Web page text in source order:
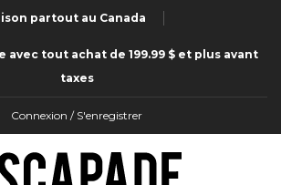
partout au Canada
avec tout achat de 199.99 $ et plus avant
taxes
Connexion / S'enregistrer